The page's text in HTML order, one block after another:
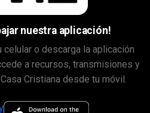
nuestra aplicación!
celular o descarga la aplicación
a recursos, transmisiones y
Cristiana desde tu móvil.